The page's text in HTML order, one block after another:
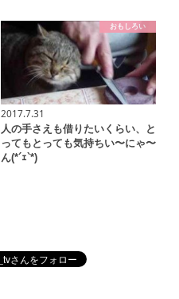
おもしろい
2017.7.31
人の手さえも借りたいくらい、と
ってもとっても気持ちい〜にゃ〜
ん(*´ｪ`*)